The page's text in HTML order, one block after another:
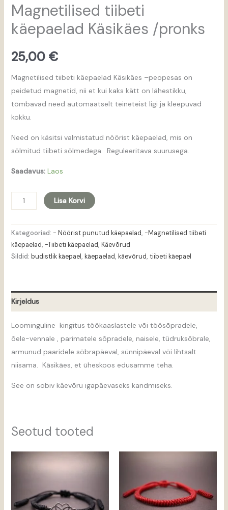
Magnetilised tiibeti
käepaelad Käsikäes /pronks
25,00 €
Magnetilised tiibeti käepaelad Käsikäes –peopesas on
peidetud magnetid, nii et kui kaks kätt on lähestikku,
tõmbavad need automaatselt teineteist ligi ja kleepuvad
kokku.
Need on käsitsi valmistatud nöörist käepaelad, mis on
sõlmitud tiibeti sõlmedega. Reguleeritava suurusega.
Saadavus: Laos
Lisa Korvi
Kategooriad: - Nöörist punutud käepaelad, -Magnetilised tiibeti
käepaelad, -Tiibeti käepaelad, Käevõrud
Sildid: budistlik käepael, käepaelad, käevõrud, tiibeti käepael
Kirjeldus
Loominguline kingitus töökaaslastele või töösõpradele,
õele-vennale , parimatele sõpradele, naisele, tüdruksõbrale,
armunud paaridele sõbrapäeval, sünnipäeval või lihtsalt
niisama. Käsikäes, et üheskoos edusamme teha.
See on sobiv käevõru igapäevaseks kandmiseks.
Seotud tooted